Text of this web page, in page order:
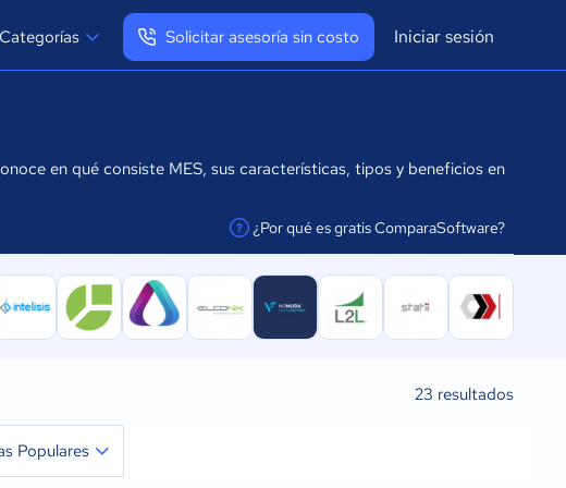
Categorías Solicitar asesoría sin costo Iniciar sesión
Cerrar sesión
en qué consiste MES, sus características, tipos y beneficios en
¿Por qué es gratis ComparaSoftware?
facilitar la conexión
23 resultados
Populares